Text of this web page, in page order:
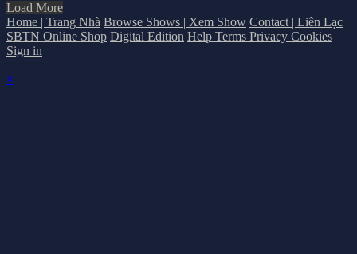
Load More
Home | Trang Nhà Browse Shows | Xem Show Contact | Liên Lạc
SBTN Online Shop Digital Edition Help Terms Privacy Cookies
Sign in
×